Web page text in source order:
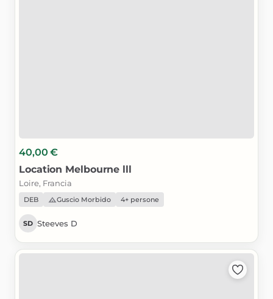
40,00 €
Location Melbourne lll
Loire, Francia
DEB Guscio Morbido 4+ persone
SD Steeves D